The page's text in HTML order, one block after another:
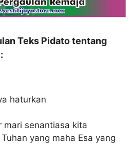
Teks Pidato tentang
haturkan
mari senantiasa kita
yang maha Esa yang